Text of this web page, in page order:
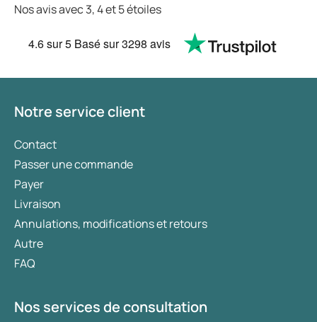
Nos avis avec 3, 4 et 5 étoiles
4.6sur 5 Basé sur3298 avis
Notre service client
Contact
Passer une commande
Payer
Livraison
Annulations, modifications et retours
Autre
FAQ
Nos services de consultation